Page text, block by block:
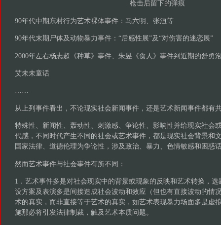
枪击后留下的弹痕
90年代中期东村行为艺术裸体事件：马六明、张洹等
90年代末期尸体及动物暴力事件：“后感性展”及“对伤害的迷恋展”
2000年左右杨志超《种草》事件、朱昱《食人》事件到近期的舒勇
艾未未童话
……
从上列事件看出，不论现实社会新闻事件，还是艺术新闻事件都有
特殊性、新闻性、轰动性、刺激感、争论性、影响性并给现实社会
代感，不同时代产生不同的社会或艺术事件，都是现实社会背景和
国家法律、道德伦理为争论性，涉及政治、暴力、色情敏感和困惑
然而艺术事件与社会事件有所不同：
1．艺术事件多是对社会现实中的背景或现象的反映和艺术转换，
设方案及表演多是间接造成社会波动和效应（但也有直接波动的情
术的真实，而非直接等于艺术的真实，如艺术表现暴力场面多是虚
施那必将引发法律制裁，触及艺术本质问题。